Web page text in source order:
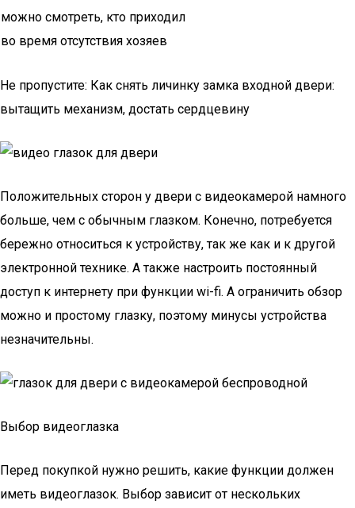
можно смотреть, кто приходил
во время отсутствия хозяев
Не пропустите: Как снять личинку замка входной двери:
вытащить механизм, достать сердцевину
Положительных сторон у двери с видеокамерой намного
больше, чем с обычным глазком. Конечно, потребуется
бережно относиться к устройству, так же как и к другой
электронной технике. А также настроить постоянный
доступ к интернету при функции wi-fi. А ограничить обзор
можно и простому глазку, поэтому минусы устройства
незначительны.
Выбор видеоглазка
Перед покупкой нужно решить, какие функции должен
иметь видеоглазок. Выбор зависит от нескольких